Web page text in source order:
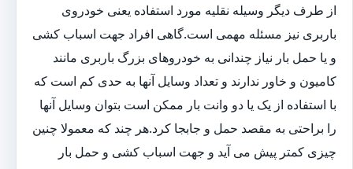
از طرف دیگر وسیله نقلیه مورد استفاده یعنی خودروی
باربری نیز مسئله مهمی است.گاهی افراد جهت اسباب کشی
و یا حمل بار نیاز چندانی به خودروهای بزرگ باربری مانند
کامیون و خاور ندارند و تعداد وسایل آنها به حدی کم است که
با استفاده از یک یا دو وانت بار ممکن است بتوان وسایل آنها
را براحتی به مقصد حمل و جابجا کرد.هر چند که معمولا چنین
چیزی کمتر پیش می آید و جهت اسباب کشی و حمل بار